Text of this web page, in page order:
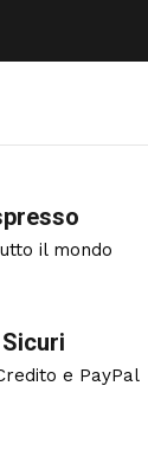
il mondo
e PayPal